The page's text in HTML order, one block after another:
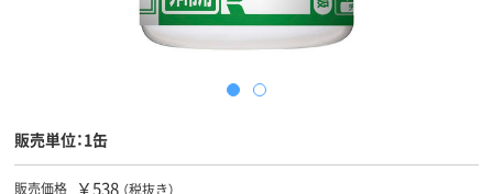
販売単位：1缶
販売価格 ￥538 （税抜き）